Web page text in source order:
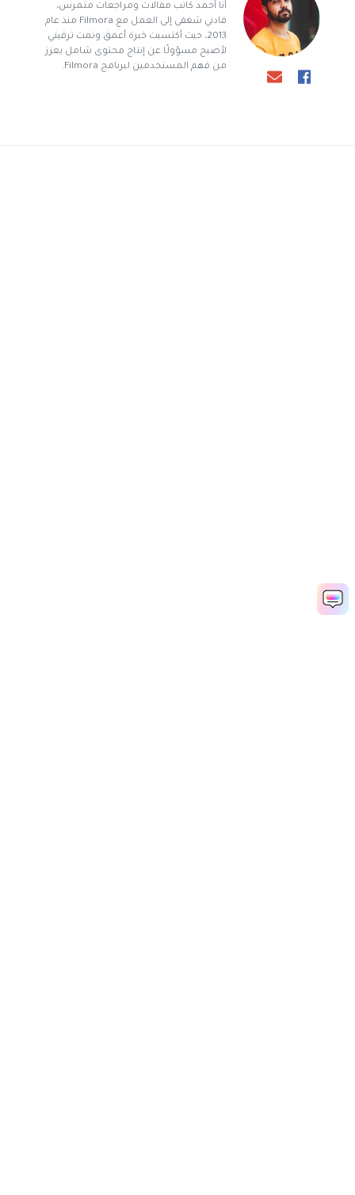
أنا أحمد كاتب مقالات ومراجعات متمرس،
قادني شغفي إلى العمل مع Filmora منذ عام
2013، حيث أكتسبت خبرة أعمق وتمت ترقيتي
لأصبح مسؤولًا عن إنتاج محتوى شامل يعزز
من فهم المستخدمين لبرنامج Filmora.